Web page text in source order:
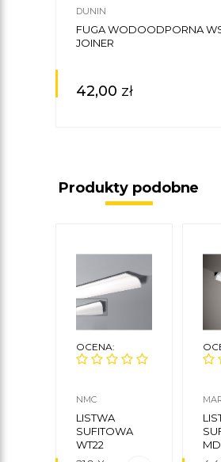
DUNIN
FUGA WODOODPORNA
JOINER
42,00 zł
Produkty podobne
OCENA:
NMC
LISTWA
SUFITOWA
WT22